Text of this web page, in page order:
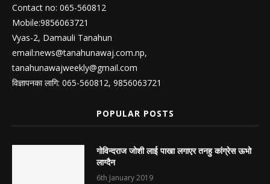
Contact no: 065-560812
Mobile:9856063721
Vyas-2, Damauli Tanahun
email:news@tanahunawaj.com.np,
tanahunawajweekly@gmail.com
विज्ञापनका लागि: 065-560812, 9856063721
POPULAR POSTS
गोविन्दराज जोशी लाई पाखा लगाएर तनहु कांग्रेस ऊभो
लाग्दैन
6th January 2019